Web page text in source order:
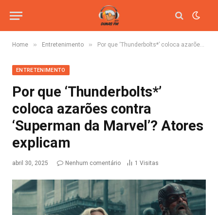
Home » Entretenimento » Por que ‘Thunderbolts*’ coloca azarões contra ‘Superman da Marvel’? Atores explicam
ENTRETENIMENTO
Por que ‘Thunderbolts*’
coloca azarões contra
‘Superman da Marvel’? Atores
explicam
abril 30, 2025 Nenhum comentário 1 Visitas